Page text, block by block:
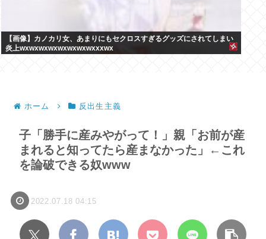
【画像】カノカリ女、あまりにもセクロスすぎるグッズにされてしまい
炎上wxwxwxwxwxwxwxwxxxwx
ホーム 反出生主義
子「勝手に産みやがって！」親「お前が産
まれると知ってたら産まなかった」←これ
を論破できる奴www
2022.07.18 04:15